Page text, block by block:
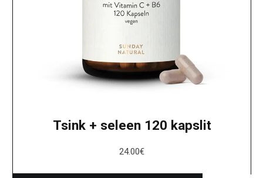
Tsink + seleen 120 kapslit
24.00€